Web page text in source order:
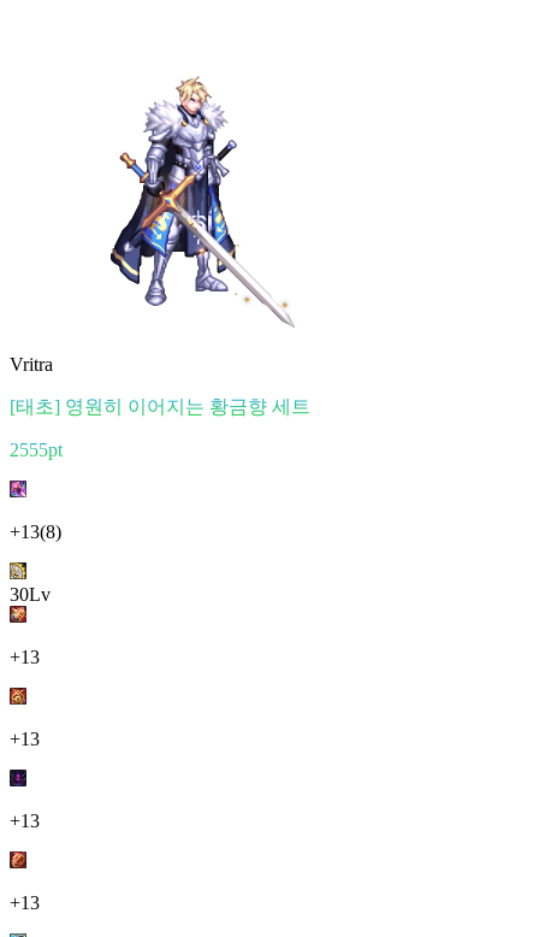
Vritra
[태초] 영원히 이어지는 황금향 세트
2555pt
+13(8)
30Lv
+13
+13
+13
+13